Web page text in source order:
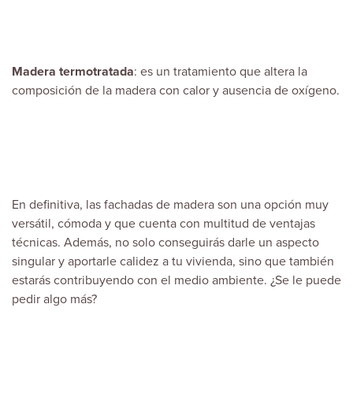
Madera termotratada: es un tratamiento que altera la
composición de la madera con calor y ausencia de oxígeno.
En definitiva, las fachadas de madera son una opción muy
versátil, cómoda y que cuenta con multitud de ventajas
técnicas. Además, no solo conseguirás darle un aspecto
singular y aportarle calidez a tu vivienda, sino que también
estarás contribuyendo con el medio ambiente. ¿Se le puede
pedir algo más?